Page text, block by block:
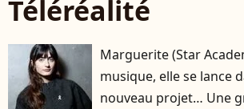
Téléréalité
Marguerite (Star
musique, elle se lance
nouveau projet… Une